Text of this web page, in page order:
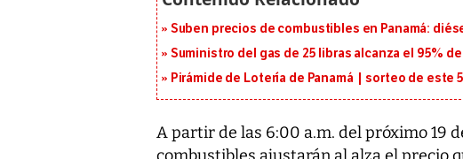
Suben precios de combustibles en Panamá:
Suministro del gas de 25 libras alcanza el 95%
Pirámide de Lotería de Panamá | sorteo de este
A partir de las 6:00 a.m. del próximo 19
combustibles ajustarán al alza el precio